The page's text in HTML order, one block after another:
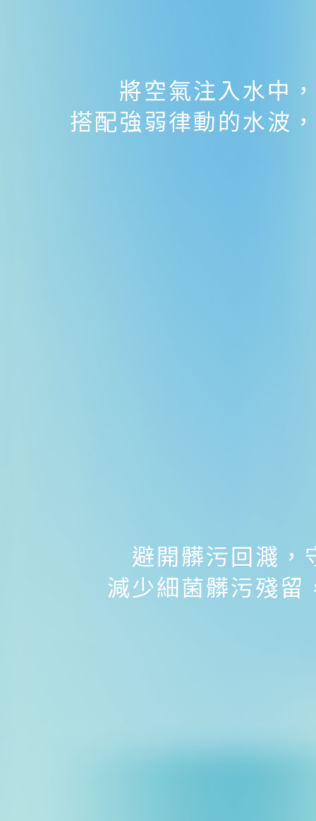
將空氣注入水中
搭配強弱律動的水波
避開髒污回濺，
減少細菌髒污殘留